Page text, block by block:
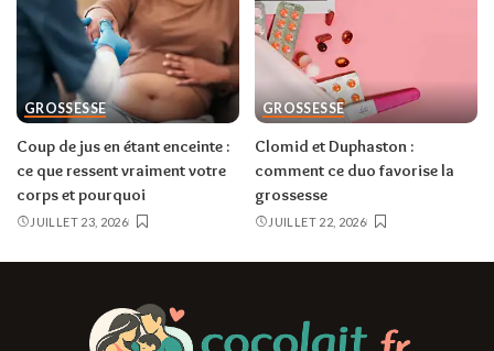
GROSSESSE
Coup de jus en étant enceinte :
ce que ressent vraiment votre
corps et pourquoi
JUILLET 23, 2026
GROSSESSE
Clomid et Duphaston :
comment ce duo favorise la
grossesse
JUILLET 22, 2026